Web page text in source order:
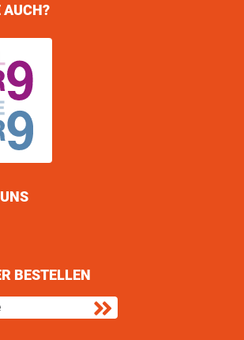
AUCH?
on Facebook
us on Twitter
BESTELLEN